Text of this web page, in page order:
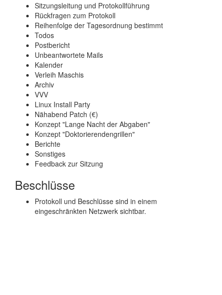
Sitzungsleitung und Protokollführung
Rückfragen zum Protokoll
Reihenfolge der Tagesordnung bestimmt
Todos
Postbericht
Unbeantwortete Mails
Kalender
Verleih Maschis
Archiv
VVV
Linux Install Party
Nähabend Patch (€)
Konzept "Lange Nacht der Abgaben"
Konzept "Doktorierendengrillen"
Berichte
Sonstiges
Feedback zur Sitzung
Beschlüsse
Protokoll und Beschlüsse sind in einem
eingeschränkten Netzwerk sichtbar.